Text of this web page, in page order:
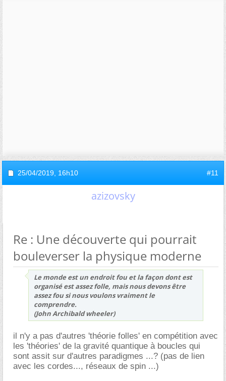
25/04/2019, 16h10 #11
azizovsky
Re : Une découverte qui pourrait
bouleverser la physique moderne
Le monde est un endroit fou et la façon dont est
organisé est assez folle, mais nous devons être
assez fou si nous voulons vraiment le
comprendre.
(John Archibald wheeler)
il n'y a pas d'autres 'théorie folles' en compétition avec
les 'théories' de la gravité quantique à boucles qui
sont assit sur d'autres paradigmes ...? (pas de lien
avec les cordes..., réseaux de spin ...)